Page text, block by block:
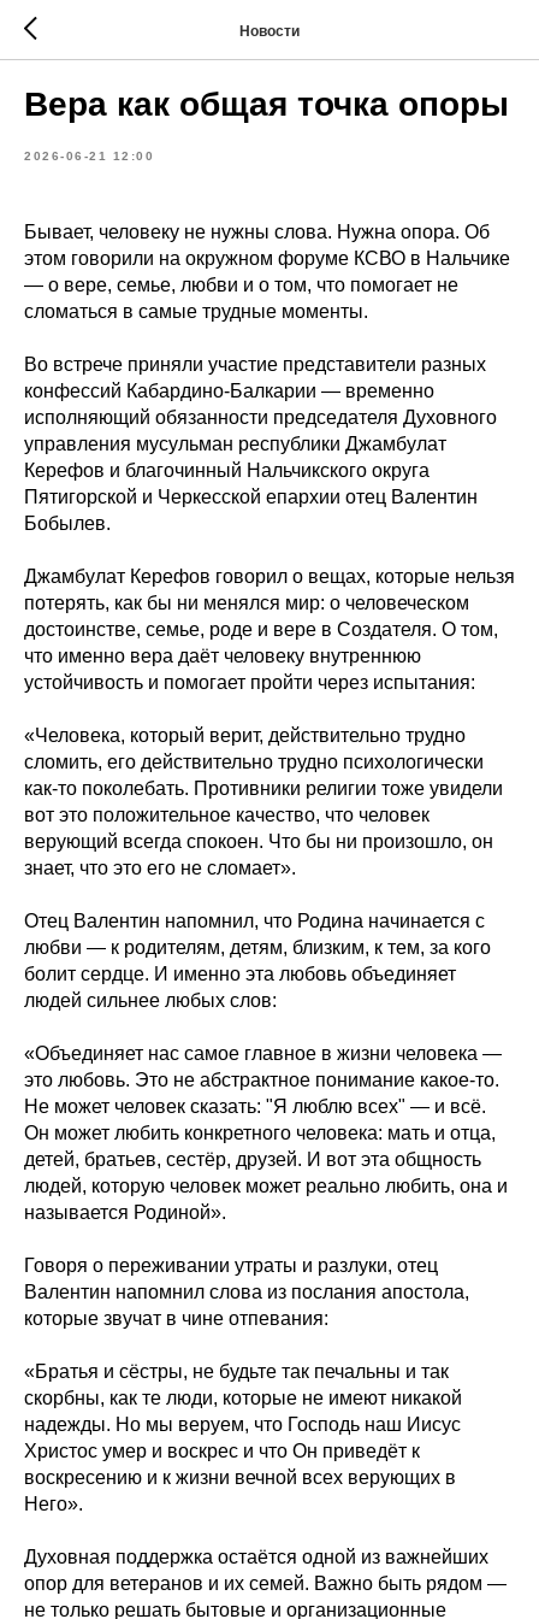
Новости
Вера как общая точка опоры
2026-06-21 12:00
Бывает, человеку не нужны слова. Нужна опора. Об
этом говорили на окружном форуме КСВО в Нальчике
— о вере, семье, любви и о том, что помогает не
сломаться в самые трудные моменты.
Во встрече приняли участие представители разных
конфессий Кабардино-Балкарии — временно
исполняющий обязанности председателя Духовного
управления мусульман республики Джамбулат
Керефов и благочинный Нальчикского округа
Пятигорской и Черкесской епархии отец Валентин
Бобылев.
Джамбулат Керефов говорил о вещах, которые нельзя
потерять, как бы ни менялся мир: о человеческом
достоинстве, семье, роде и вере в Создателя. О том,
что именно вера даёт человеку внутреннюю
устойчивость и помогает пройти через испытания:
«Человека, который верит, действительно трудно
сломить, его действительно трудно психологически
как-то поколебать. Противники религии тоже увидели
вот это положительное качество, что человек
верующий всегда спокоен. Что бы ни произошло, он
знает, что это его не сломает».
Отец Валентин напомнил, что Родина начинается с
любви — к родителям, детям, близким, к тем, за кого
болит сердце. И именно эта любовь объединяет
людей сильнее любых слов:
«Объединяет нас самое главное в жизни человека —
это любовь. Это не абстрактное понимание какое-то.
Не может человек сказать: "Я люблю всех" — и всё.
Он может любить конкретного человека: мать и отца,
детей, братьев, сестёр, друзей. И вот эта общность
людей, которую человек может реально любить, она и
называется Родиной».
Говоря о переживании утраты и разлуки, отец
Валентин напомнил слова из послания апостола,
которые звучат в чине отпевания:
«Братья и сёстры, не будьте так печальны и так
скорбны, как те люди, которые не имеют никакой
надежды. Но мы веруем, что Господь наш Иисус
Христос умер и воскрес и что Он приведёт к
воскресению и к жизни вечной всех верующих в
Него».
Духовная поддержка остаётся одной из важнейших
опор для ветеранов и их семей. Важно быть рядом —
не только решать бытовые и организационные